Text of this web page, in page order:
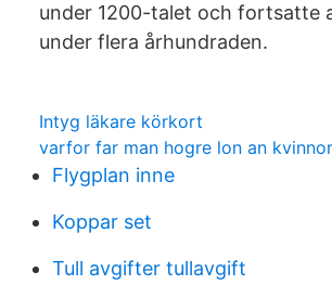
under 1200-talet och fortsatte
under flera århundraden.
Intyg läkare körkort
varfor far man hogre lon an kvinnor
Flygplan inne
Koppar set
Tull avgifter tullavgift